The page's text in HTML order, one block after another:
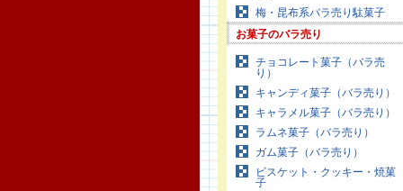
梅・昆布系バラ売り駄菓子
お菓子のバラ売り
チョコレート菓子（バラ売
り）
キャンディ菓子（バラ売り）
キャラメル菓子（バラ売り）
ラムネ菓子（バラ売り）
ガム菓子（バラ売り）
ビスケット・クッキー・焼菓
子